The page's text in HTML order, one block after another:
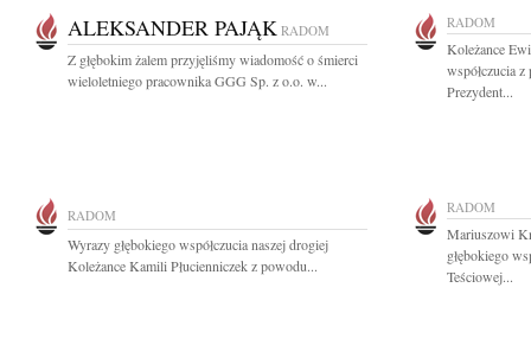
ALEKSANDER PAJĄK RADOM
Z głębokim żalem przyjęliśmy wiadomość o śmierci
wieloletniego pracownika GGG Sp. z o.o. w...
RADOM
Koleżance
współczucia
Prezydent...
RADOM
Wyrazy głębokiego współczucia naszej drogiej
Koleżance Kamili Płucienniczek z powodu...
RADOM
Mariuszowi
głębokiego
Teściowej...